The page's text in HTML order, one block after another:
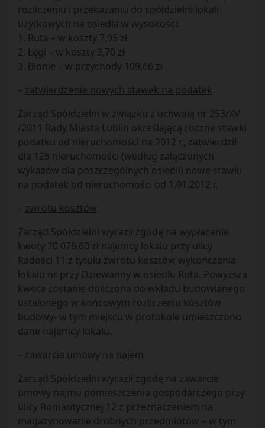
rozliczeniu i przekazaniu do spółdzielni lokali
użytkowych na osiedla w wysokości:
1. Ruta – w koszty 7,95 zł
2. Łęgi – w koszty 3,70 zł
3. Błonie – w przychody 109,66 zł
– zatwierdzenie nowych stawek na podatek
Zarząd Spółdzielni w związku z uchwałą nr 253/XV
/2011 Rady Miasta Lublin określającą roczne stawki
podatku od nieruchomości na 2012 r., zatwierdził
dla 125 nieruchomości (według załączonych
wykazów dla poszczególnych osiedli) nowe stawki
na podatek od nieruchomości od 1.01.2012 r.
– zwrotu kosztów
Zarząd Spółdzielni wyraził zgodę na wypłacenie
kwoty 20 076,60 zł najemcy lokalu przy ulicy
Radości 11 z tytułu zwrotu kosztów wykończenia
lokalu nr przy Dziewanny w osiedlu Ruta. Powyższa
kwota zostanie doliczona do wkładu budowlanego
ustalonego w końcowym rozliczeniu kosztów
budowy- w tym miejscu w protokole umieszczono
dane najemcy lokalu.
– zawarcia umowy na najem
Zarząd Spółdzielni wyraził zgodę na zawarcie
umowy najmu pomieszczenia gospodarczego przy
ulicy Romantycznej 12 z przeznaczeniem na
magazynowanie drobnych przedmiotów – w tym